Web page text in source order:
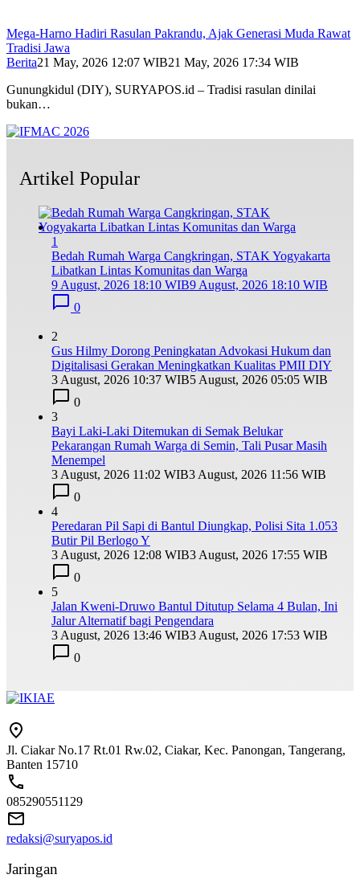
Mega-Harno Hadiri Rasulan Pakrandu, Ajak Generasi Muda Rawat
Tradisi Jawa
Berita21 May, 2026 12:07 WIB21 May, 2026 17:34 WIB
Gunungkidul (DIY), SURYAPOS.id – Tradisi rasulan dinilai
bukan…
Artikel Popular
1
Bedah Rumah Warga Cangkringan, STAK Yogyakarta
Libatkan Lintas Komunitas dan Warga
9 August, 2026 18:10 WIB9 August, 2026 18:10 WIB
0
2
Gus Hilmy Dorong Peningkatan Advokasi Hukum dan
Digitalisasi Gerakan Meningkatkan Kualitas PMII DIY
3 August, 2026 10:37 WIB5 August, 2026 05:05 WIB
0
3
Bayi Laki-Laki Ditemukan di Semak Belukar
Pekarangan Rumah Warga di Semin, Tali Pusar Masih
Menempel
3 August, 2026 11:02 WIB3 August, 2026 11:56 WIB
0
4
Peredaran Pil Sapi di Bantul Diungkap, Polisi Sita 1.053
Butir Pil Berlogo Y
3 August, 2026 12:08 WIB3 August, 2026 17:55 WIB
0
5
Jalan Kweni-Druwo Bantul Ditutup Selama 4 Bulan, Ini
Jalur Alternatif bagi Pengendara
3 August, 2026 13:46 WIB3 August, 2026 17:53 WIB
0
Jl. Ciakar No.17 Rt.01 Rw.02, Ciakar, Kec. Panongan, Tangerang,
Banten 15710
085290551129
redaksi@suryapos.id
Jaringan